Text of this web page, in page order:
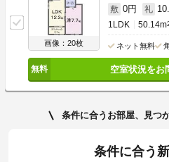
画像：20枚
敷 0円 礼
1LDK 50.14m
ネット無料
空室状況をお
条件に合うお部屋、見つ
条件に合う